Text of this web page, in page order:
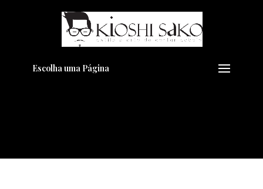
Escolha uma Página
Pensando em transformar seu
Visual??